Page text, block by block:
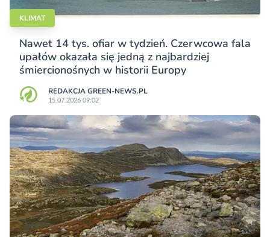
KLIMAT
Nawet 14 tys. ofiar w tydzień. Czerwcowa fala
upałów okazała się jedną z najbardziej
śmiercionośnych w historii Europy
REDAKCJA GREEN-NEWS.PL
15.07.2026 09:02